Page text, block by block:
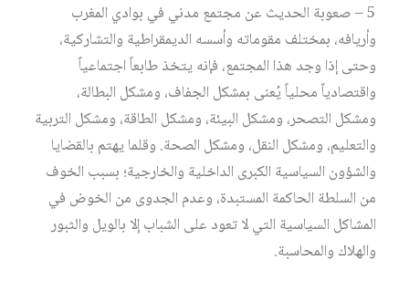
5 – صعوبة الحديث عن مجتمع مدني في بوادي المغرب
وأريافه، بمختلف مقوماته وأسسه الديمقراطية والتشاركية،
وحتى إذا وجد هذا المجتمع، فإنه يتخذ طابعاً اجتماعياً
واقتصادياً محلياً يُعنى بمشكل الجفاف، ومشكل البطالة،
ومشكل التصحر، ومشكل البيئة، ومشكل الطاقة، ومشكل التربية
والتعليم، ومشكل النقل، ومشكل الصحة. وقلما يهتم بالقضايا
والشؤون السياسية الكبرى الداخلية والخارجية؛ بسبب الخوف
من السلطة الحاكمة المستبدة، وعدم الجدوى من الخوض في
المشاكل السياسية التي لا تعود على الشباب إلا بالويل والثبور
والهلاك والمحاسبة.